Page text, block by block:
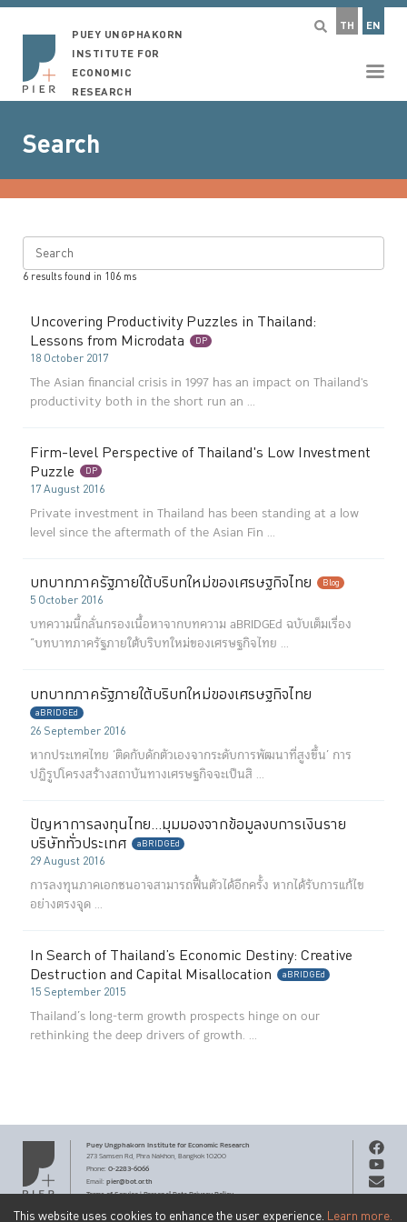
This website uses cookies to enhance the user experience. Learn more.
TH EN
PUEY UNGPHAKORN
INSTITUTE FOR
ECONOMIC
RESEARCH
Search
Search
6 results found in 106 ms
Uncovering Productivity Puzzles in Thailand:
Lessons from Microdata
DP
18 October 2017
The Asian financial crisis in 1997 has an impact on Thailand's
productivity both in the short run an ...
Firm-level Perspective of Thailand's Low Investment
Puzzle
DP
17 August 2016
Private investment in Thailand has been standing at a low
level since the aftermath of the Asian Fin ...
บทบาทภาครัฐภายใต้บริบทใหม่ของเศรษฐกิจไทย Blog
5 October 2016
บทความนี้กลั่นกรองเนื้อหาจากบทความ aBRIDGEd ฉบับเต็มเรื่อง
“บทบาทภาครัฐภายใต้บริบทใหม่ของเศรษฐกิจไทย ...
บทบาทภาครัฐภายใต้บริบทใหม่ของเศรษฐกิจไทย
aBRIDGEd
26 September 2016
หากประเทศไทย ‘ติดกับดักตัวเองจากระดับการพัฒนาที่สูงขึ้น’ การ
ปฏิรูปโครงสร้างสถาบันทางเศรษฐกิจจะเป็นสิ ...
ปัญหาการลงทุนไทย…มุมมองจากข้อมูลงบการเงินราย
บริษัททั่วประเทศ
aBRIDGEd
29 August 2016
การลงทุนภาคเอกชนอาจสามารถฟื้นตัวได้อีกครั้ง หากได้รับการแก้ไข
อย่างตรงจุด ...
In Search of Thailand’s Economic Destiny: Creative
Destruction and Capital Misallocation
aBRIDGEd
15 September 2015
Thailand’s long-term growth prospects hinge on our
rethinking the deep drivers of growth. ...
Puey Ungphakorn Institutefor Economic Research
273 Samsen Rd,Phra Nakhon,Bangkok 10200
Phone: 0-2283-6066
Email: pier@bot.or.th
Terms of Service|Personal Data Privacy Policy